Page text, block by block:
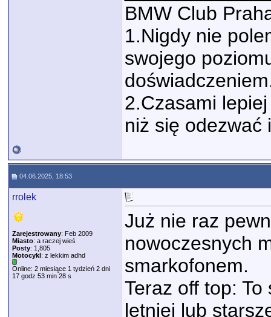
BMW Club
1.Nigdy nie
swojego
2.Czasami
niż się odezwać
04.06.2025, 18:53
rrolek
Zarejestrowany: Feb 2009
Miasto: a raczej wieś
Posty: 1,805
Motocykl: z lekkim adhd
Online: 2 miesiące 1 tydzień 2 dni
17 godz 53 min 28 s
Już nie raz
nowoczesnych
smarkofonem.
Teraz off top:
letniej lub